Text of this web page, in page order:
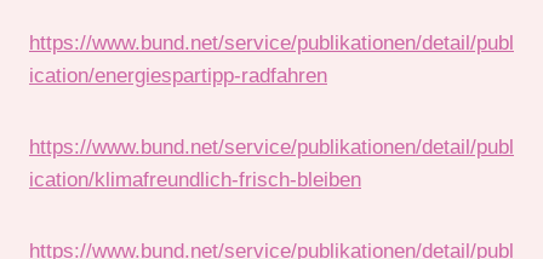
https://www.bund.net/service/publikationen/detail/publ
ication/energiespartipp-radfahren
https://www.bund.net/service/publikationen/detail/publ
ication/klimafreundlich-frisch-bleiben
https://www.bund.net/service/publikationen/detail/publ